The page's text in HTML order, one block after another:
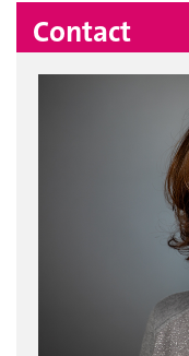
Contact